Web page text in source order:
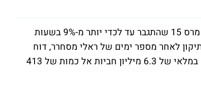
מחיר הנפט רשם היום (ד') תיקון חריף מטה - נפט WTI מרס 15 שהתגבר עד לכדי יותר מ-9% בשעות
לאחר מספר ימים של ראלי מסחרר, דוח
הנפט שהתפרסם היום מוקדם יותר בארה"ב הציג עלייה במלאי של 6.3 מיליון חביות אל כמות של 413